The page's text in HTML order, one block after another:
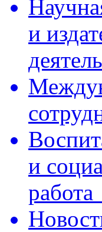
и
и
работа